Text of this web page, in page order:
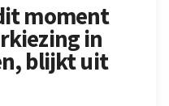
moment
in
blijkt uit